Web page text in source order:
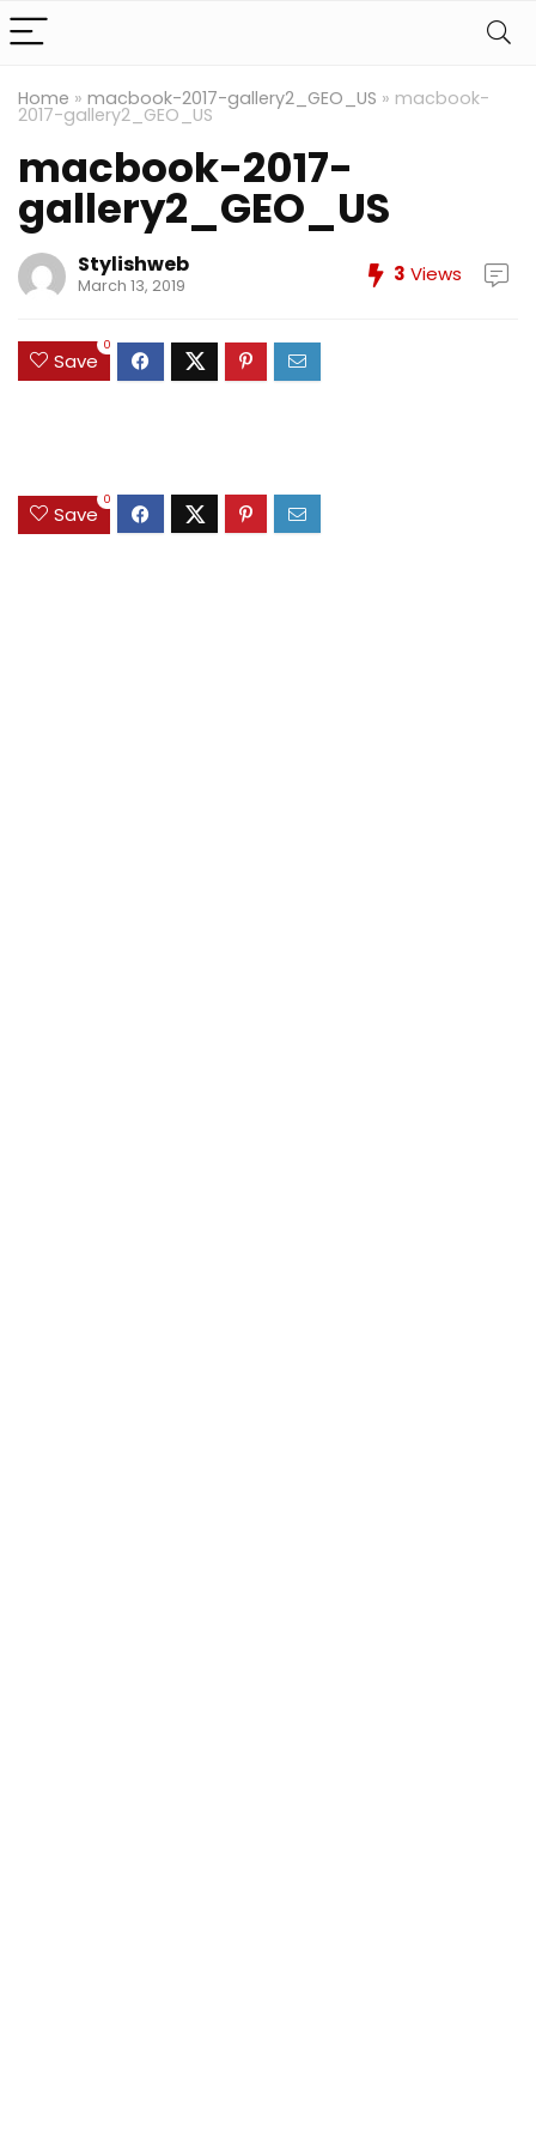
Home » macbook-2017-gallery2_GEO_US » macbook-
2017-gallery2_GEO_US
macbook-2017-
gallery2_GEO_US
Stylishweb
March 13, 2019 3 Views
Save
0
Save
0